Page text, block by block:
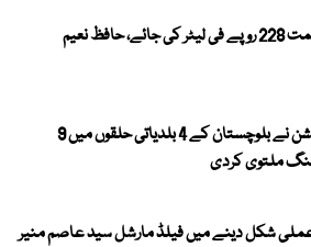
پیٹرول کی قیمت 228 روپے فی لیٹر کی جائے، حافظ نعیم
الیکشن کمیشن نے بلوچستان کے 4 بلدیاتی حلقوں میں 9
ملتوی کردی
شکل دینے میں فیلڈ مارشل سید عاصم منیر